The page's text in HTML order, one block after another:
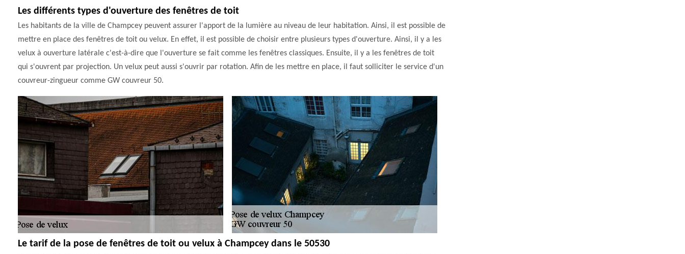
Les différents types d'ouverture des fenêtres de toit
Les habitants de la ville de Champcey peuvent assurer l'apport de la lumière au niveau de leur habitation. Ainsi, il est possible de
mettre en place des fenêtres de toit ou velux. En effet, il est possible de choisir entre plusieurs types d'ouverture. Ainsi, il y a les
velux à ouverture latérale c'est-à-dire que l'ouverture se fait comme les fenêtres classiques. Ensuite, il y a les fenêtres de toit
qui s'ouvrent par projection. Un velux peut aussi s'ouvrir par rotation. Afin de les mettre en place, il faut solliciter le service d'un
couvreur-zingueur comme GW couvreur 50.
Le tarif de la pose de fenêtres de toit ou velux à Champcey dans le 50530